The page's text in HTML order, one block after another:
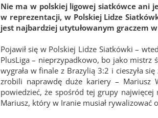
Nie ma w polskiej ligowej siatkówce ani
w reprezentacji, w Polskiej Lidze
jest najbardziej utytułowanym graczem
Pojawił się w Polskiej Lidze Siatkówki –
PlusLiga – nieprzypadkowo, bo jako mistrz
wygrała w finale z Brazylią 3:2 i cieszyła
zrobili naprawdę duże kariery – Mariusz
powiedzieć, że spośród tej grupy
Mariusz, który w Iranie musiał rywalizować